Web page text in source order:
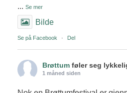
... Se mer
Bilde
Se på Facebook · Del
Brøttum føler seg
1 måned siden